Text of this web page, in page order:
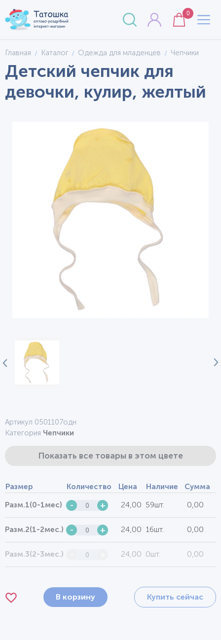
0
Главная Каталог Одежда для младенцев Чепчики
Детский чепчик для
девочки, кулир, желтый
Артикул 0501107одн
Категория Чепчики
Показать все товары в этом цвете
Размер Количество Цена Наличие Сумма
Разм.1(0-1мес) - + 24,00 59шт. 0,00
Разм.2(1-2мес.) - + 24,00 16шт. 0,00
Разм.3(2-3мес.) 24,00 0шт. 0,00
В корзину Купить сейчас